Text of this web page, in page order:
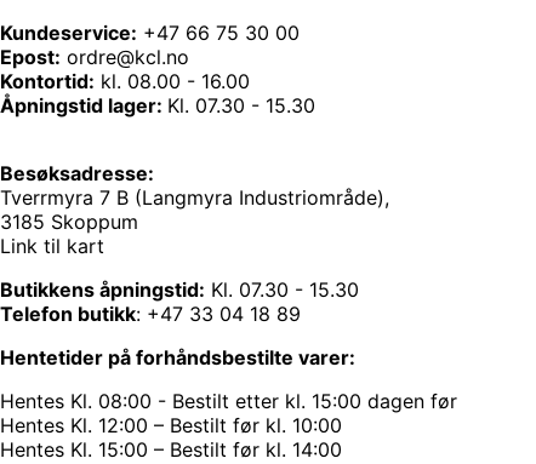
Kundeservice: +47 66 75 30 00
Epost: ordre@kcl.no
Kontortid: kl. 08.00 - 16.00
Åpningstid lager: Kl. 07.30 - 15.30
Besøksadresse:
Tverrmyra 7 B (Langmyra Industriområde),
3185 Skoppum
Link til kart
Butikkens åpningstid: Kl. 07.30 - 15.30
Telefon butikk: +47 33 04 18 89
Hentetider på forhåndsbestilte varer:
Hentes Kl. 08:00 - Bestilt etter kl. 15:00 dagen før
Hentes Kl. 12:00 – Bestilt før kl. 10:00
Hentes Kl. 15:00 – Bestilt før kl. 14:00